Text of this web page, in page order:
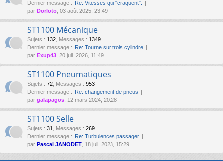
Dernier message : Re: Vitesses qui "craquent".
par Dorloto , 03 août 2025, 23:49
ST1100 Mécanique
Sujets : 132 Messages : 1349
Dernier message : Re: Tourne sur trois cylindre
par Exup43 , 20 juil. 2026, 11:49
ST1100 Pneumatiques
Sujets : 72 Messages : 953
Dernier message : Re: changement de pneus
par galapagos , 12 mars 2024, 20:28
ST1100 Selle
Sujets : 31 Messages : 269
Dernier message : Re: Turbulences passager
par Pascal JANODET , 18 juil. 2023, 15:29